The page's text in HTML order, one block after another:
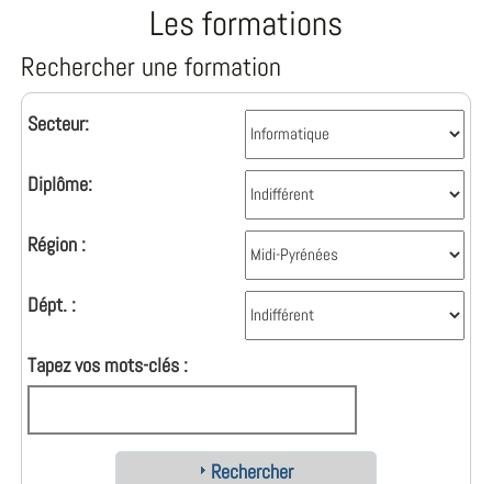
Les formations
Rechercher une formation
Secteur:
Diplôme:
Région :
Dépt. :
Tapez vos mots-clés :
Rechercher